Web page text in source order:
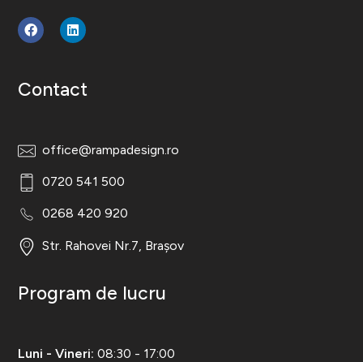
Contact
office@rampadesign.ro
0720 541 500
0268 420 920
Str. Rahovei Nr.7, Brașov
Program de lucru
Luni - Vineri: 08:30 - 17:00